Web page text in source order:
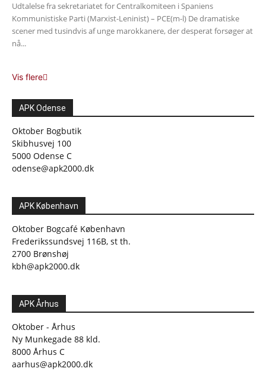
Udtalelse fra sekretariatet for Centralkomiteen i Spaniens
Kommunistiske Parti (Marxist-Leninist) – PCE(m-l) De dramatiske
scener med tusindvis af unge marokkanere, der desperat forsøger at
nå...
Vis flere
APK Odense
Oktober Bogbutik
Skibhusvej 100
5000 Odense C
odense@apk2000.dk
APK København
Oktober Bogcafé København
Frederikssundsvej 116B, st th.
2700 Brønshøj
kbh@apk2000.dk
APK Århus
Oktober - Århus
Ny Munkegade 88 kld.
8000 Århus C
aarhus@apk2000.dk